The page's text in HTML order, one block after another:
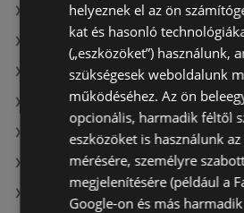
A(z) Lidl ajánlatai
A(z) CBA aktuális akciós
A(z) Penny-Market Kft. aktuális
A(z) Príma aktuális akciós
A(z) ÁRKLUB aktuális akciós
A(z) Chef Market aktuális
A(z) Reál üzletei itt: Sopron-
helyeznek el az ön
kat és hasonló
(„eszközöket”) használunk,
szükségesek weboldalunk
működéséhez. Az ön
opcionális, harmadik féltől
eszközöket is használunk
mérésére, személyre
megjelenítésére (például a
Google-on és más